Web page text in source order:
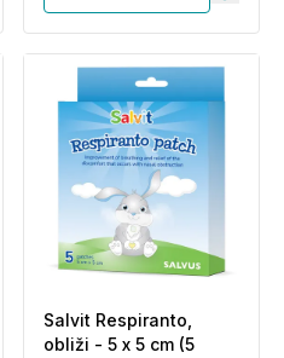
Salvit Respiranto,
obliži - 5 x 5 cm (5